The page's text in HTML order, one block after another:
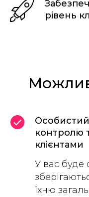
рівень
Особистий
контролю
клієнтами
У вас буде
їхню